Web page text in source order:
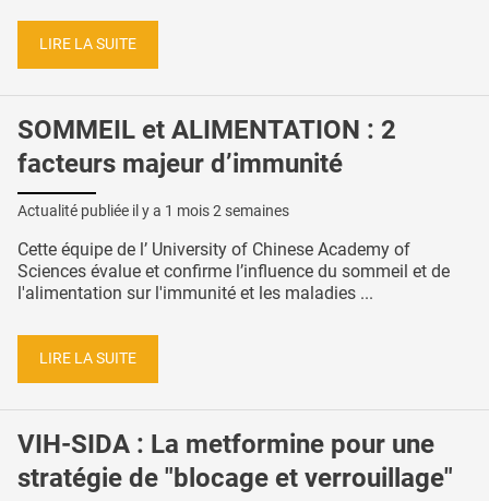
LIRE LA SUITE
SOMMEIL et ALIMENTATION : 2
facteurs majeur d’immunité
Actualité publiée il y a 1 mois 2 semaines
Cette équipe de l’ University of Chinese Academy of
Sciences évalue et confirme l’influence du sommeil et de
l'alimentation sur l'immunité et les maladies ...
LIRE LA SUITE
VIH-SIDA : La metformine pour une
stratégie de "blocage et verrouillage"